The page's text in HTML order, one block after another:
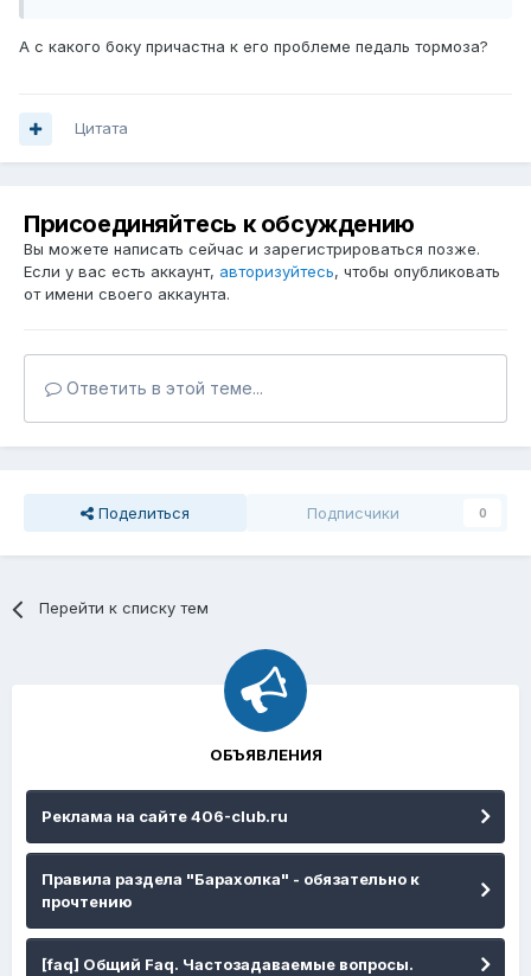
А с какого боку причастна к его проблеме педаль тормоза?
Цитата
Присоединяйтесь к обсуждению
Вы можете написать сейчас и зарегистрироваться позже.
Если у вас есть аккаунт, авторизуйтесь, чтобы опубликовать
от имени своего аккаунта.
Ответить в этой теме...
Поделиться Подписчики 0
Перейти к списку тем
ОБЪЯВЛЕНИЯ
Реклама на сайте 406-club.ru
Правила раздела "Барахолка" - обязательно к
прочтению
[faq] Общий Faq. Частозадаваемые вопросы.